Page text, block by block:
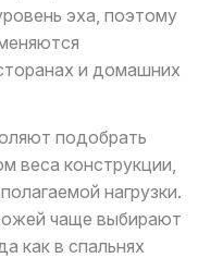
эха, поэтому
и домашних
подобрать
веса конструкции,
нагрузки.
чаще выбирают
как в спальнях